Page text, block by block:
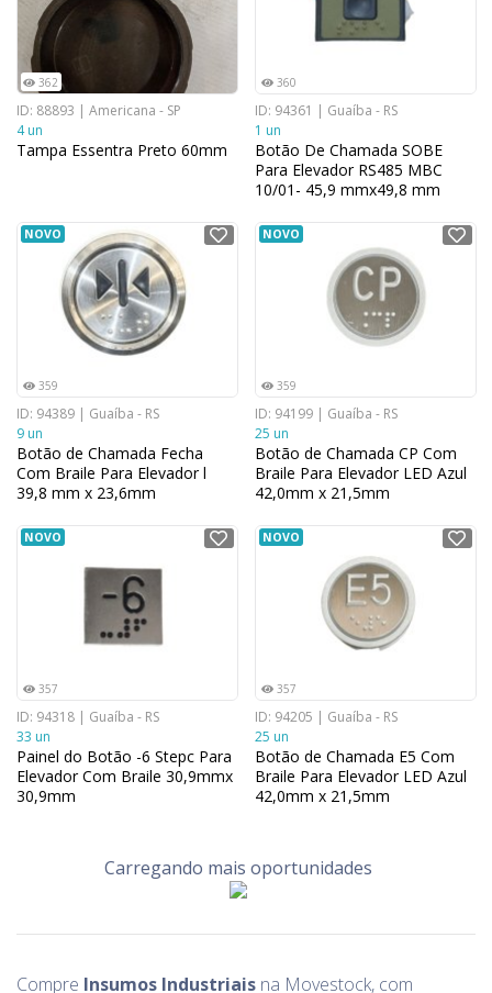
362
ID: 88893 | Americana - SP
4 un
Tampa Essentra Preto 60mm
360
ID: 94361 | Guaíba - RS
1 un
Botão De Chamada SOBE
Para Elevador RS485 MBC
10/01- 45,9 mmx49,8 mm
NOVO
359
ID: 94389 | Guaíba - RS
9 un
Botão de Chamada Fecha
Com Braile Para Elevador l
39,8 mm x 23,6mm
NOVO
359
ID: 94199 | Guaíba - RS
25 un
Botão de Chamada CP Com
Braile Para Elevador LED Azul
42,0mm x 21,5mm
NOVO
357
ID: 94318 | Guaíba - RS
33 un
Painel do Botão -6 Stepc Para
Elevador Com Braile 30,9mmx
30,9mm
NOVO
357
ID: 94205 | Guaíba - RS
25 un
Botão de Chamada E5 Com
Braile Para Elevador LED Azul
42,0mm x 21,5mm
Carregando mais oportunidades
Compre Insumos Industriais na Movestock, com